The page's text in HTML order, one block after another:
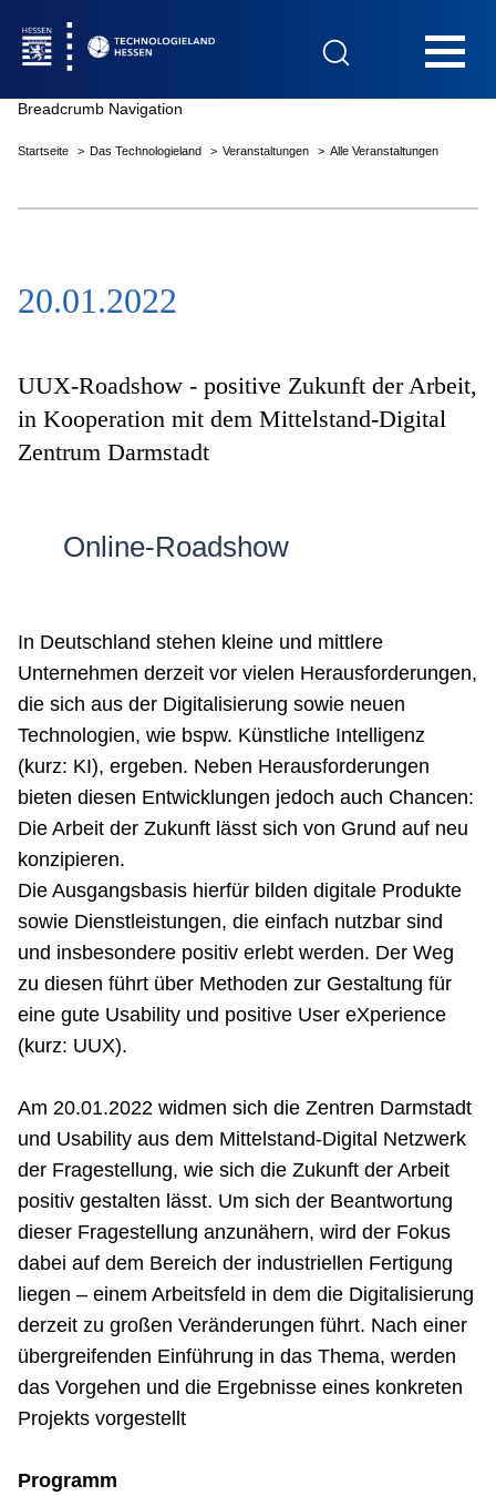
Das Technologieland
Innovationsfelder
Beratung & Förderung
Breadcrumb Navigation
Startseite Das Technologieland Veranstaltungen Alle Veranstaltungen
20.01.2022
UUX-Roadshow - positive Zukunft der Arbeit,
in Kooperation mit dem Mittelstand-Digital
Zentrum Darmstadt
Online-Roadshow
In Deutschland stehen kleine und mittlere
Unternehmen derzeit vor vielen Herausforderungen,
die sich aus der Digitalisierung sowie neuen
Technologien, wie bspw. Künstliche Intelligenz
(kurz: KI), ergeben. Neben Herausforderungen
bieten diesen Entwicklungen jedoch auch Chancen:
Die Arbeit der Zukunft lässt sich von Grund auf neu
konzipieren.
Die Ausgangsbasis hierfür bilden digitale Produkte
sowie Dienstleistungen, die einfach nutzbar sind
und insbesondere positiv erlebt werden. Der Weg
zu diesen führt über Methoden zur Gestaltung für
eine gute Usability und positive User eXperience
(kurz: UUX).
Am 20.01.2022 widmen sich die Zentren Darmstadt
und Usability aus dem Mittelstand-Digital Netzwerk
der Fragestellung, wie sich die Zukunft der Arbeit
positiv gestalten lässt. Um sich der Beantwortung
dieser Fragestellung anzunähern, wird der Fokus
dabei auf dem Bereich der industriellen Fertigung
liegen – einem Arbeitsfeld in dem die Digitalisierung
derzeit zu großen Veränderungen führt. Nach einer
übergreifenden Einführung in das Thema, werden
das Vorgehen und die Ergebnisse eines konkreten
Projekts vorgestellt
Programm